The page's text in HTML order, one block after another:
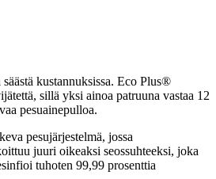
kustannuksissa. Eco Plus®
sillä yksi ainoa patruuna vastaa 12
pesuainepulloa.
pesujärjestelmä, jossa
juuri oikeaksi seossuhteeksi, joka
tuhoten 99,99 prosenttia